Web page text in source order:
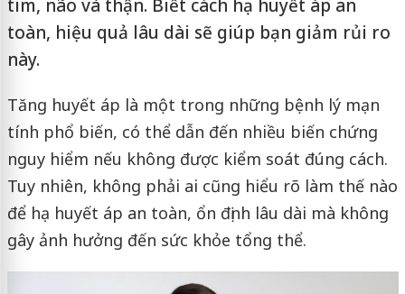
tim, não và thận. Biết cách hạ huyết áp an
toàn, hiệu quả lâu dài sẽ giúp bạn giảm rủi ro
này.
Tăng huyết áp là một trong những bệnh lý mạn
tính phổ biến, có thể dẫn đến nhiều biến chứng
nguy hiểm nếu không được kiểm soát đúng cách.
Tuy nhiên, không phải ai cũng hiểu rõ làm thế nào
để hạ huyết áp an toàn, ổn định lâu dài mà không
gây ảnh hưởng đến sức khỏe tổng thể.